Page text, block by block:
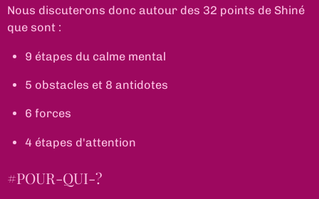
Nous discuterons donc autour des 32 points de Shiné
que sont :​
9 étapes du calme mental
5 obstacles et 8 antidotes
6 forces
4 étapes d'attention
#POUR-QUI-?